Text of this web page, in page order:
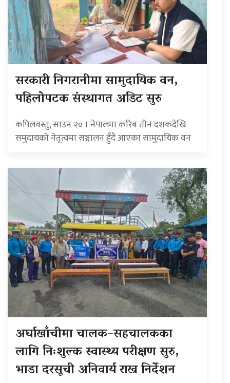
सरकारी निगरानीमा सामुदायिक वन,
पहिलोपटक संस्थागत अडिट सुरु
कपिलवस्तु, साउन २० । नेपालमा करिब तीन दशकदेखि
समुदायको नेतृत्वमा सञ्चालन हुँदै आएका सामुदायिक वन
अर्घाखाँचीमा चालक–सहचालकका
लागि निःशुल्क स्वास्थ्य परीक्षण सुरु,
भाडा दरसूची अनिवार्य राख्न निर्देशन